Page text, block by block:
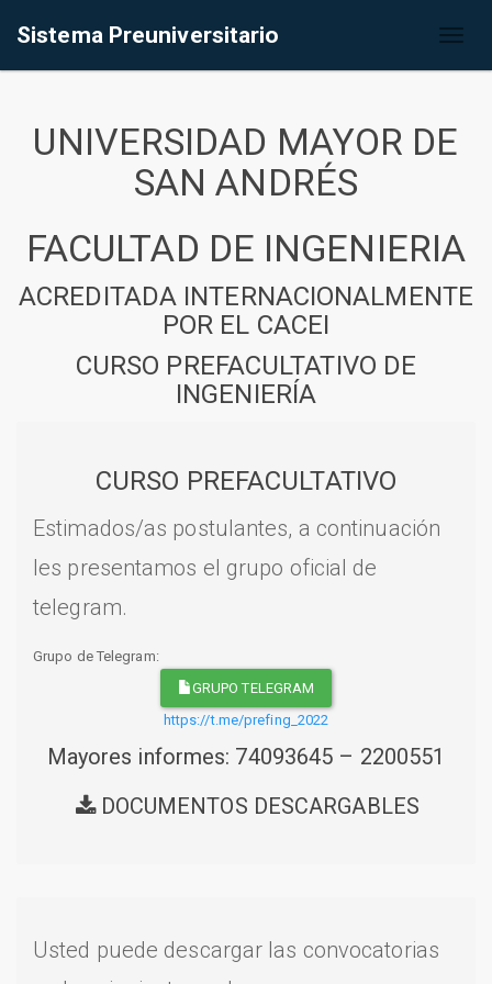
Sistema Preuniversitario
UNIVERSIDAD MAYOR DE
SAN ANDRÉS
FACULTAD DE INGENIERIA
ACREDITADA INTERNACIONALMENTE
POR EL CACEI
CURSO PREFACULTATIVO DE
INGENIERÍA
CURSO PREFACULTATIVO
Estimados/as postulantes, a continuación
les presentamos el grupo oficial de
telegram.
Grupo de Telegram:
GRUPO TELEGRAM
https://t.me/prefing_2022
Mayores informes: 74093645 – 2200551
DOCUMENTOS DESCARGABLES
Usted puede descargar las convocatorias